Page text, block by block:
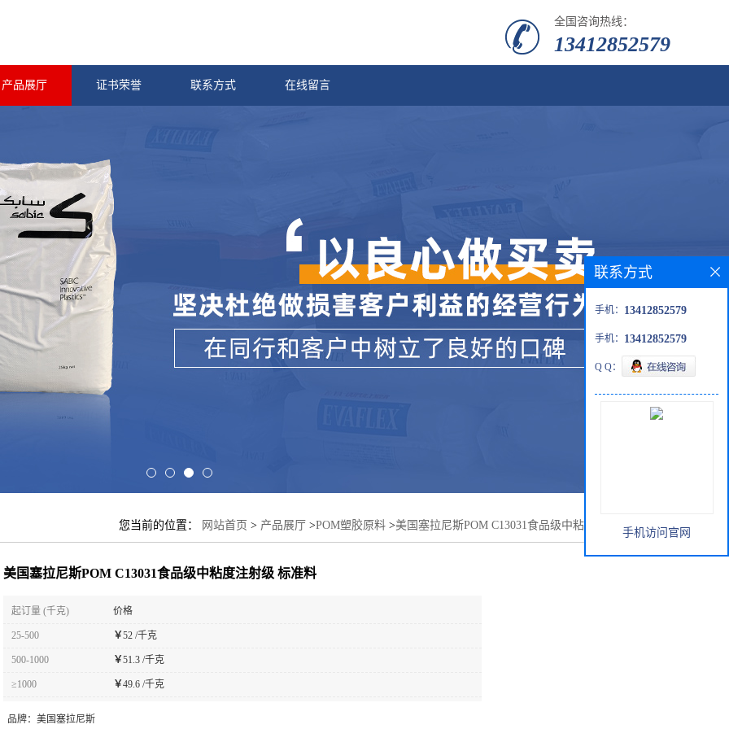
全国咨询热线：
13412852579
产品展厅 证书荣誉 联系方式 在线留言
您当前的位置： 网站首页 > 产品展厅 >POM塑胶原料 >美国塞拉尼斯POM C13031食品级中粘度注射级 标准
美国塞拉尼斯POM C13031食品级中粘度注射级 标准料
起订量 (千克) 价格
25-500 ￥52 /千克
500-1000 ￥51.3 /千克
≥1000 ￥49.6 /千克
品牌： 美国塞拉尼斯
联系方式
手机： 13412852579
手机： 13412852579
Q Q：
手机访问官网